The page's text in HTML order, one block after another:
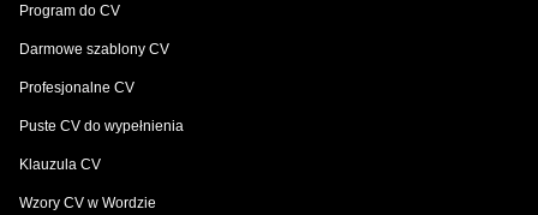
Program do CV
Darmowe szablony CV
Profesjonalne CV
Puste CV do wypełnienia
Klauzula CV
Wzory CV w Wordzie